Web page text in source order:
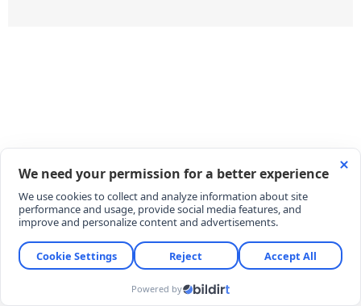
Acı haberi sosyal medyadan duyurdu:
Meltem Cumbul'un halası hayatını
kaybetti